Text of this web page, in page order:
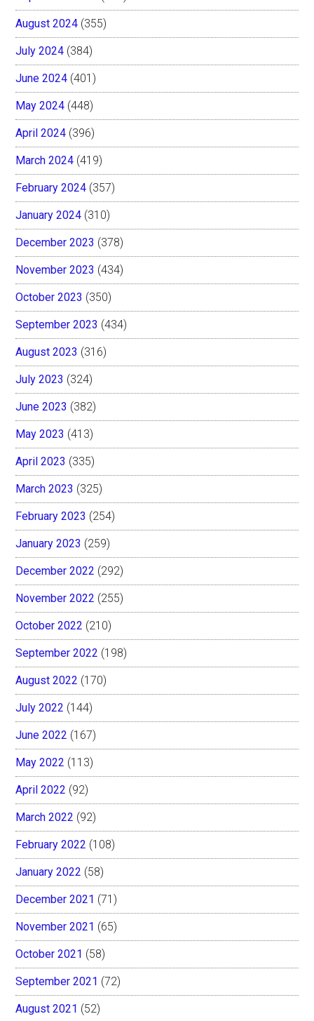
August 2024 (355)
July 2024 (384)
June 2024 (401)
May 2024 (448)
April 2024 (396)
March 2024 (419)
February 2024 (357)
January 2024 (310)
December 2023 (378)
November 2023 (434)
October 2023 (350)
September 2023 (434)
August 2023 (316)
July 2023 (324)
June 2023 (382)
May 2023 (413)
April 2023 (335)
March 2023 (325)
February 2023 (254)
January 2023 (259)
December 2022 (292)
November 2022 (255)
October 2022 (210)
September 2022 (198)
August 2022 (170)
July 2022 (144)
June 2022 (167)
May 2022 (113)
April 2022 (92)
March 2022 (92)
February 2022 (108)
January 2022 (58)
December 2021 (71)
November 2021 (65)
October 2021 (58)
September 2021 (72)
August 2021 (52)